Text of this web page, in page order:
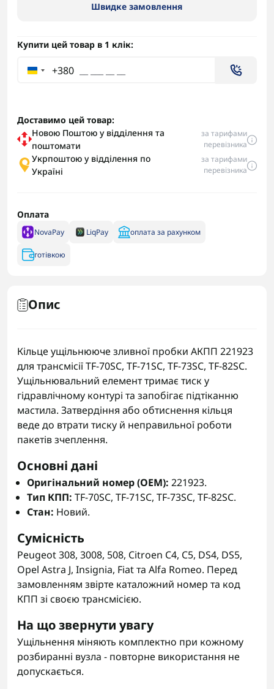
Швидке замовлення
Купити цей товар в 1 клік:
+380
Доставимо цей товар:
Новою Поштою у відділення та
поштомати
за тарифами
перевізника
Укрпоштою у відділення по
Україні
за тарифами
перевізника
Оплата
NovaPay LiqPay оплата за рахунком
готівкою
Опис
Кільце ущільнююче зливної пробки АКПП 221923
для трансмісії TF-70SC, TF-71SC, TF-73SC, TF-82SC.
Ущільнювальний елемент тримає тиск у
гідравлічному контурі та запобігає підтіканню
мастила. Затвердіння або обтиснення кільця
веде до втрати тиску й неправильної роботи
пакетів зчеплення.
Основні дані
Оригінальний номер (OEM): 221923.
Тип КПП: TF-70SC, TF-71SC, TF-73SC, TF-82SC.
Стан: Новий.
Сумісність
Peugeot 308, 3008, 508, Citroen C4, C5, DS4, DS5,
Opel Astra J, Insignia, Fiat та Alfa Romeo. Перед
замовленням звірте каталожний номер та код
КПП зі своєю трансмісією.
На що звернути увагу
Ущільнення міняють комплектно при кожному
розбиранні вузла - повторне використання не
допускається.